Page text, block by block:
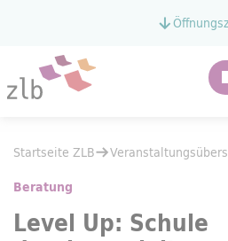
Zum Hauptinhalt springen
Veranstaltungsübersicht
Level Up15.6.
Sie befinden sich hier:
Startseite ZLB
Beratung
Level Up: Schule